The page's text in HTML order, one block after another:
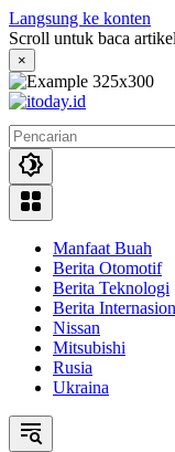
Langsung ke konten
Scroll untuk baca artikel
×
Manfaat Buah
Berita Otomotif
Berita Teknologi
Berita
Nissan
Mitsubishi
Rusia
Ukraina